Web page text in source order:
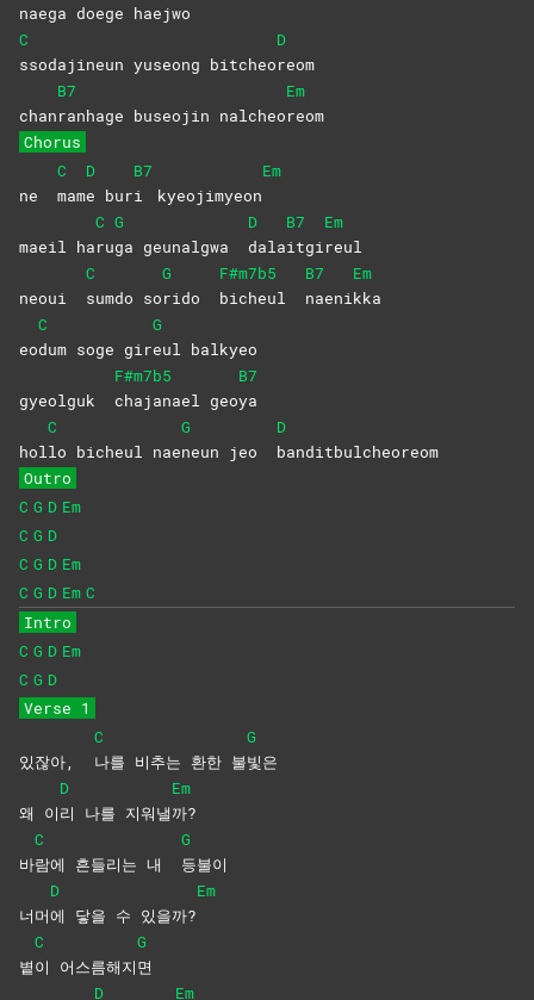
naega doege haejwo
C
ssodajineun yuseong bitcheo
D
reom
chan
B7
ranhage buseojin nalcheo
Em
reom
Chorus
ne
C
mam
D
e bur
B7
i
kyeojimyeon
Em
maeil ha
C
ru
G
ga geunalgwa
D
dala
B7
itgi
Em
reul
neoui
C
sumdo so
G
rido
F#m7b5
bicheul
B7
naeni
Em
kka
eo
C
dum soge gir
G
eul balkyeo
gyeolguk
F#m7b5
chajanael geo
B7
ya
hol
C
lo bicheul nae
G
neun jeo
D
banditbulcheoreom
Outro
C G D Em
C G D
C G D Em
C G D Em C
Intro
C G D Em
C G D
Verse 1
있잖아,
C
나를 비추는 환한 불
G
빛은
왜 이
D
리 나를 지워낼
Em
까?
바
C
람에 흔들리는 내
G
등불이
너머
D
에 닿을 수 있을까?
Em
볕
C
이 어스름해지
G
면
D
Em